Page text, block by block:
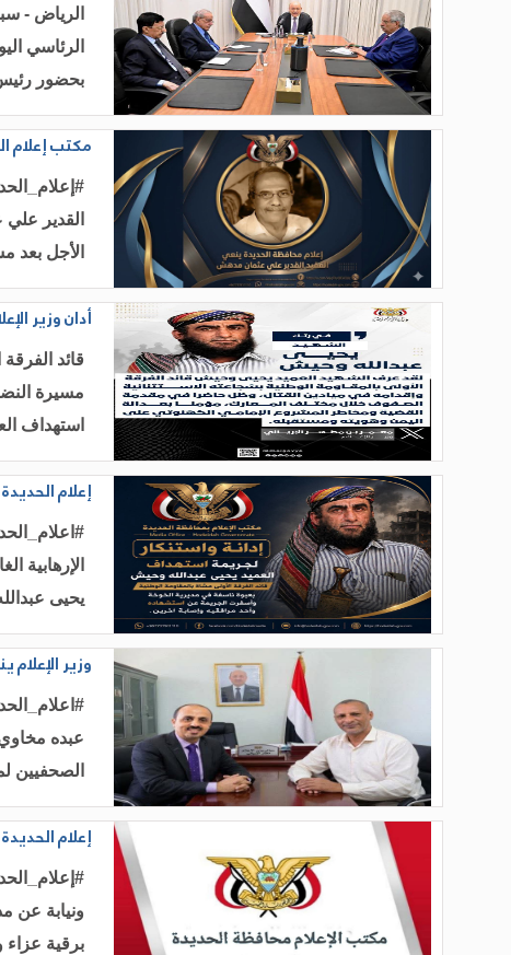
الرياض -
الرئاسي
بحضور
مكتب إعلام
القدير
الأجل بعد
أدان وزير
قائد
مسيرة
استهداف
إعلام
الإرهابية
يحيى
وزير
عبده
الصحفيين
إعلام
ونيابة عن
برقية عزاء